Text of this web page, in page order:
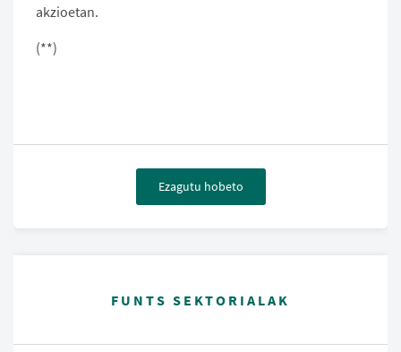
akzioetan.
(**)
Ezagutu hobeto
FUNTS SEKTORIALAK